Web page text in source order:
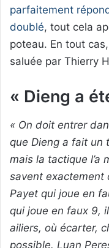
parfaitement
doublé, tout cela
poteau. En tout
saluée par Thierry
« Dieng a
« On doit entrer
que Dieng a fait un
mais la tactique l’a
savent exactement
Payet qui joue en
qui joue en faux 9,
ailiers, où écarter,
possible. Luan